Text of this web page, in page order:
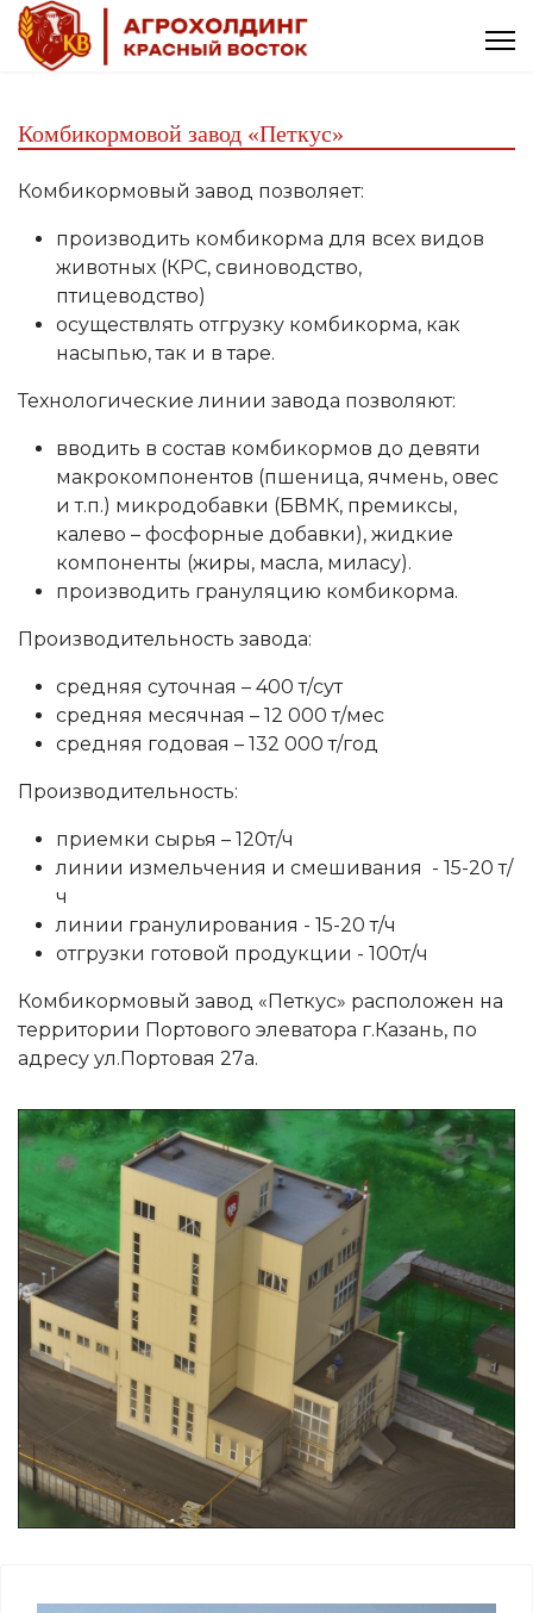
Комбикормовой завод «Петкус»
Комбикормовый завод позволяет:
производить комбикорма для всех видов
животных (КРС, свиноводство,
птицеводство)
осуществлять отгрузку комбикорма, как
насыпью, так и в таре.
Технологические линии завода позволяют:
вводить в состав комбикормов до девяти
макрокомпонентов (пшеница, ячмень, овес
и т.п.) микродобавки (БВМК, премиксы,
калево – фосфорные добавки), жидкие
компоненты (жиры, масла, миласу).
производить грануляцию комбикорма.
Производительность завода:
средняя суточная – 400 т/сут
средняя месячная – 12 000 т/мес
средняя годовая – 132 000 т/год
Производительность:
приемки сырья – 120т/ч
линии измельчения и смешивания - 15-20 т/
ч
линии гранулирования - 15-20 т/ч
отгрузки готовой продукции - 100т/ч
Комбикормовый завод «Петкус» расположен на
территории Портового элеватора г.Казань, по
адресу ул.Портовая 27а.